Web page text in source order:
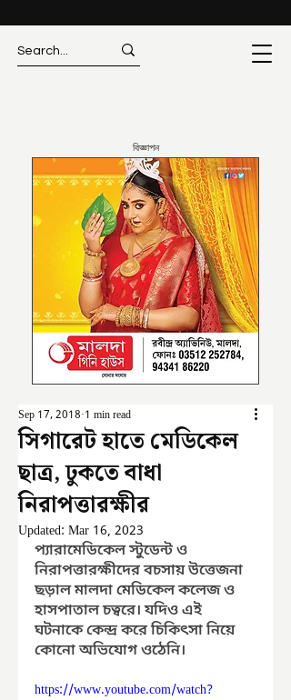
বিজ্ঞাপন
সিগারেট হাতে মেডিকেল
ছাত্র, ঢুকতে বাধা
নিরাপত্তারক্ষীর
Sep 17, 2018 1 min read
Updated: Mar 16, 2023
প্যারামেডিকেল স্টুডেন্ট ও
নিরাপত্তারক্ষীদের বচসায় উত্তেজনা
ছড়াল মালদা মেডিকেল কলেজ ও
হাসপাতাল চত্বরে। যদিও এই
ঘটনাকে কেন্দ্র করে চিকিৎসা নিয়ে
কোনো অভিযোগ ওঠেনি।
https://www.youtube.com/watch?